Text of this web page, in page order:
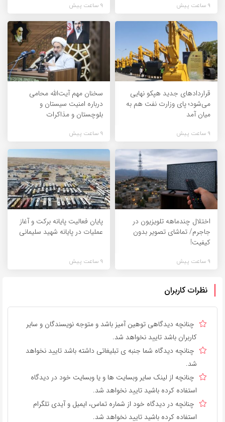
9 ساعت پیش 9 ساعت پیش
قراردادهای جدید هپکو نهایی
می‌شود؛ پای وزارت نفت هم به
میان آمد
9 ساعت پیش
سخنان مهم آیت‌الله محامی
درباره امنیت سیستان و
بلوچستان و مذاکرات
9 ساعت پیش
اختلال چندماهه تلویزیون در
جاجرم/ تماشای تصویر بدون
کیفیت!
9 ساعت پیش
پایان فعالیت پایانه برکت و آغاز
عملیات در پایانه شهید سلیمانی
9 ساعت پیش
نظرات کاربران
چنانچه دیدگاهی توهین آمیز باشد و متوجه نویسندگان و سایر
کاربران باشد تایید نخواهد شد.
چنانچه دیدگاه شما جنبه ی تبلیغاتی داشته باشد تایید نخواهد
شد.
چنانچه از لینک سایر وبسایت ها و یا وبسایت خود در دیدگاه
استفاده کرده باشید تایید نخواهد شد.
چنانچه در دیدگاه خود از شماره تماس، ایمیل و آیدی تلگرام
استفاده کرده باشید تایید نخواهد شد.